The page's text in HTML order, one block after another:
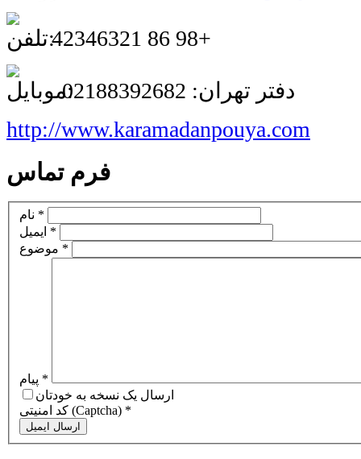
42346321 86 98+
دفتر تهران: 02188392682
http://www.karamadanpouya.com
فرم تماس
نام *
ایمیل *
موضوع *
پيام *
ارسال يک نسخه به خودتان
کد امنیتی (Captcha) *
ارسال ايميل